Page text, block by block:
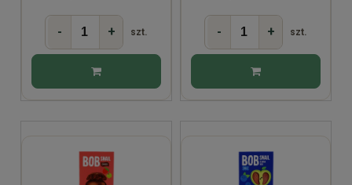
- + szt. - + szt.